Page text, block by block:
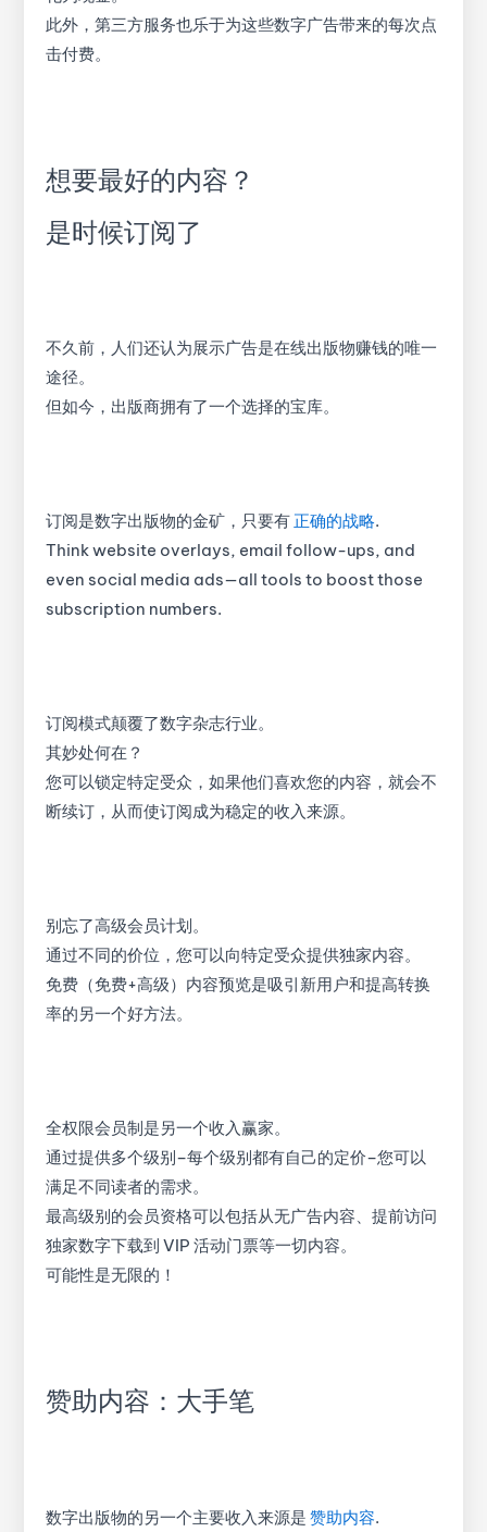
此外，第三方服务也乐于为这些数字广告带来的每次点
击付费。
想要最好的内容？
是时候订阅了
不久前，人们还认为展示广告是在线出版物赚钱的唯一
途径。
但如今，出版商拥有了一个选择的宝库。
订阅是数字出版物的金矿，只要有 正确的战略.
Think website overlays, email follow-ups, and
even social media ads—all tools to boost those
subscription numbers.
订阅模式颠覆了数字杂志行业。
其妙处何在？
您可以锁定特定受众，如果他们喜欢您的内容，就会不
断续订，从而使订阅成为稳定的收入来源。
别忘了高级会员计划。
通过不同的价位，您可以向特定受众提供独家内容。
免费（免费+高级）内容预览是吸引新用户和提高转换
率的另一个好方法。
全权限会员制是另一个收入赢家。
通过提供多个级别–每个级别都有自己的定价–您可以
满足不同读者的需求。
最高级别的会员资格可以包括从无广告内容、提前访问
独家数字下载到 VIP 活动门票等一切内容。
可能性是无限的！
赞助内容：大手笔
数字出版物的另一个主要收入来源是赞助内容.